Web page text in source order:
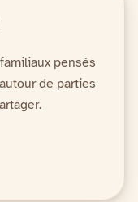
pensés
de parties